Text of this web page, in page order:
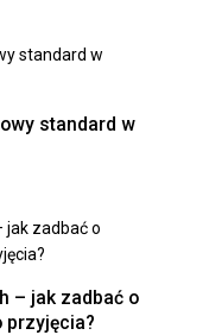
standard w
– jak zadbać o
przyjęcia?